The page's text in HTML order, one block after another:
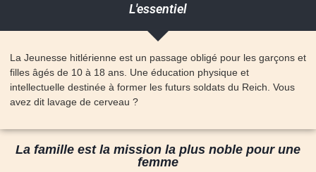
L'essentiel
La Jeunesse hitlérienne est un passage obligé pour les garçons et
filles âgés de 10 à 18 ans. Une éducation physique et
intellectuelle destinée à former les futurs soldats du Reich. Vous
avez dit lavage de cerveau ?
La famille est la mission la plus noble pour une
femme